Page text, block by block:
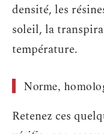
densité, les
soleil, la
température.
Norme,
Retenez ces